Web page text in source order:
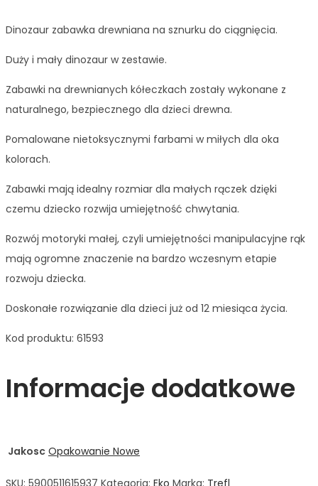
Dinozaur zabawka drewniana na sznurku do ciągnięcia.
Duży i mały dinozaur w zestawie.
Zabawki na drewnianych kółeczkach zostały wykonane z
naturalnego, bezpiecznego dla dzieci drewna.
Pomalowane nietoksycznymi farbami w miłych dla oka
kolorach.
Zabawki mają idealny rozmiar dla małych rączek dzięki
czemu dziecko rozwija umiejętność chwytania.
Rozwój motoryki małej, czyli umiejętności manipulacyjne rąk
mają ogromne znaczenie na bardzo wczesnym etapie
rozwoju dziecka.
Doskonałe rozwiązanie dla dzieci już od 12 miesiąca życia.
Kod produktu: 61593
Informacje dodatkowe
Jakosc Opakowanie Nowe
SKU: 5900511615937 Kategoria: Eko Marka: Trefl